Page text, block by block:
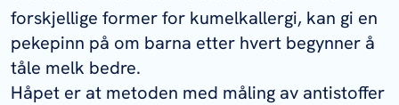
forskjellige former for kumelkallergi, kan gi en
pekepinn på om barna etter hvert begynner å
tåle melk bedre.
Håpet er at metoden med måling av antistoffer